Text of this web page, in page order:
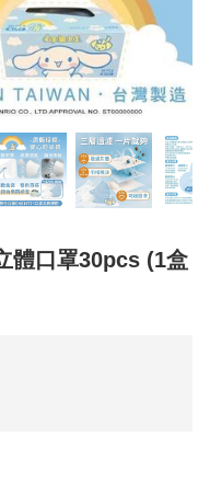
口罩30pcs (1盒